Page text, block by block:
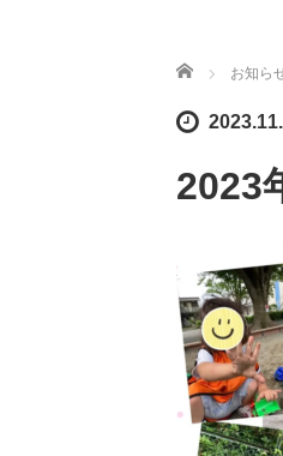
ホーム お知ら
2023